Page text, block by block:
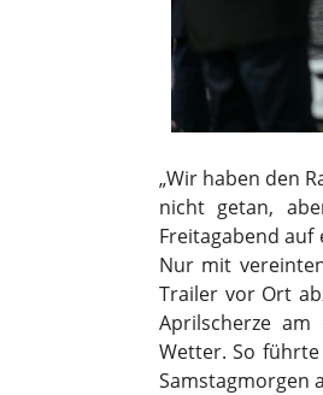
„Wir haben den
nicht getan,
Freitagabend auf
Nur mit
Trailer vor Ort
Aprilscherze
Wetter. So
Samstagmorgen